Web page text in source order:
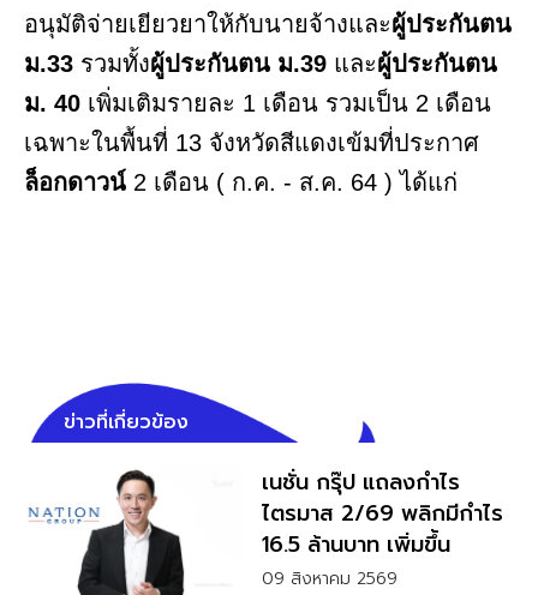
อนุมัติจ่ายเยียวยาให้กับนายจ้างและผู้ประกันตน
ม.33 รวมทั้งผู้ประกันตน ม.39 และผู้ประกันตน
ม. 40 เพิ่มเติมรายละ 1 เดือน รวมเป็น 2 เดือน
เฉพาะในพื้นที่ 13 จังหวัดสีแดงเข้มที่ประกาศ
ล็อกดาวน์ 2 เดือน ( ก.ค. - ส.ค. 64 ) ได้แก่
ข่าวที่เกี่ยวข้อง
เนชั่น กรุ๊ป แถลงกำไร
ไตรมาส 2/69 พลิกมีกำไร
16.5 ล้านบาท เพิ่มขึ้น
134%
09 สิงหาคม 2569